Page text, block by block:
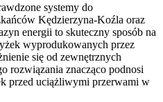
systemy do
Kędzierzyna-Koźla oraz
energii to skuteczny sposób na
wyprodukowanych przez
się od zewnętrznych
rozwiązania znacząco podnosi
przed uciążliwymi przerwami w